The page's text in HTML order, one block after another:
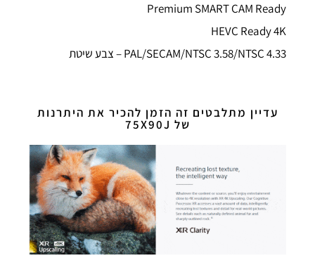
Premium SMART CAM Ready
HEVC Ready 4K
PAL/SECAM/NTSC 3.58/NTSC 4.33 – צבע שיטת
עדיין מתלבטים זה הזמן להכיר את היתרנות
של 75X90J​